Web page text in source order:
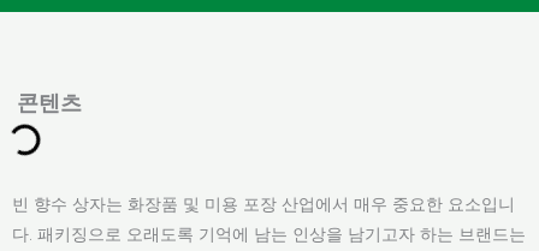
텐츠
빈 향수 상자는 화장품 및 미용 포장 산업에서 매우 중요한 요소입니
다. 패키징으로 오래도록 기억에 남는 인상을 남기고자 하는 브랜드는